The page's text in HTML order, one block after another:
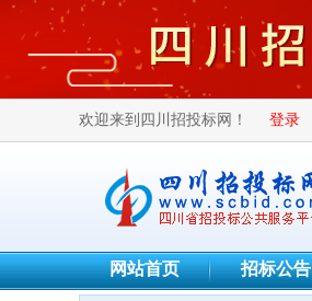
欢迎来到四川招投标网！ 登录
网站首页 招标公告